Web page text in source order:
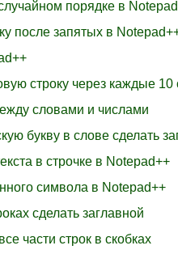
порядке в
после запятых в
строку через каждые 10
словами и числами
букву в слове сделать
в строчке в Notepad++
символа в Notepad++
сделать заглавной
части строк в скобках